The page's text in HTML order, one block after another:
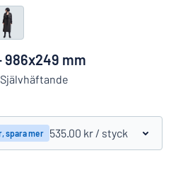
Börja designa din skylt
986x249 mm
spara mer 535.00 kr / styck